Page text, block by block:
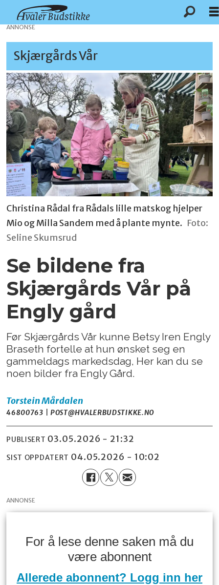
ANNONSE
Skjærgårds Vår
Christina Rådal fra Rådals lille matskog hjelper
Mio og Milla Sandem med å plante mynte. Foto:
Seline Skumsrud
Se bildene fra
Skjærgårds Vår på
Engly gård
Før Skjærgårds Vår kunne Betsy Iren Engly
Braseth fortelle at hun ønsket seg en
gammeldags markedsdag, Her kan du se
noen bilder fra Engly Gård.
TorsteinMårdalen
46800763 | POST@HVALERBUDSTIKKE.NO
PUBLISERT 03.05.2026 - 21:32
SIST OPPDATERT 04.05.2026 - 10:02
ANNONSE
For å lese denne saken må du
være abonnent
Allerede abonnent? Logg inn her